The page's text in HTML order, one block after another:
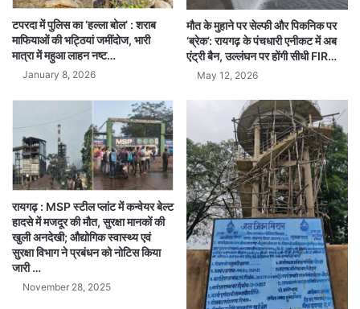
टपरदा में पुलिस का ‘हल्ला बोल’ : शराब
माफियाओं की भट्ठियां जमींदोज, भारी
मात्रा में महुआ लाहन नष्ट…
January 8, 2026
मौत के मुहाने पर सेल्फी और पिकनिक पर
‘ब्रेक’: रायगढ़ के पंचधारी एनीकट में अब
एंट्री बैन, उल्लंघन पर होंगी सीधी FIR…
May 12, 2026
रायगढ़ : MSP स्टील प्लांट में कन्वेयर बेल्ट
हादसे में मजदूर की मौत, सुरक्षा मानकों की
खुली अनदेखी; औद्योगिक स्वास्थ्य एवं
सुरक्षा विभाग ने प्रबंधन को नोटिस किया
जारी …
November 28, 2025